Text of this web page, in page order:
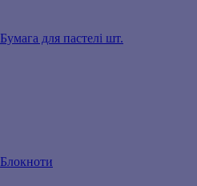
Бумага для пастелі шт.
Блокноти